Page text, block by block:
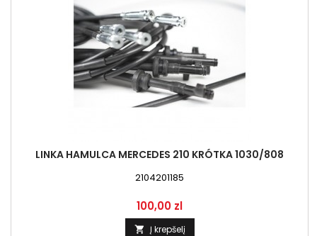
LINKA HAMULCA MERCEDES 210 KRÓTKA 1030/808
2104201185
Kaina
100,00 zl
 Į krepšelį